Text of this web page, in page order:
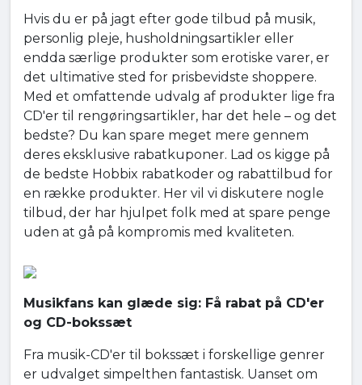
Hvis du er på jagt efter gode tilbud på musik,
personlig pleje, husholdningsartikler eller
endda særlige produkter som erotiske varer, er
det ultimative sted for prisbevidste shoppere.
Med et omfattende udvalg af produkter lige fra
CD'er til rengøringsartikler, har det hele – og det
bedste? Du kan spare meget mere gennem
deres eksklusive rabatkuponer. Lad os kigge på
de bedste Hobbix rabatkoder og rabattilbud for
en række produkter. Her vil vi diskutere nogle
tilbud, der har hjulpet folk med at spare penge
uden at gå på kompromis med kvaliteten.
Musikfans kan glæde sig: Få rabat på CD'er
og CD-bokssæt
Fra musik-CD'er til bokssæt i forskellige genrer
er udvalget simpelthen fantastisk. Uanset om